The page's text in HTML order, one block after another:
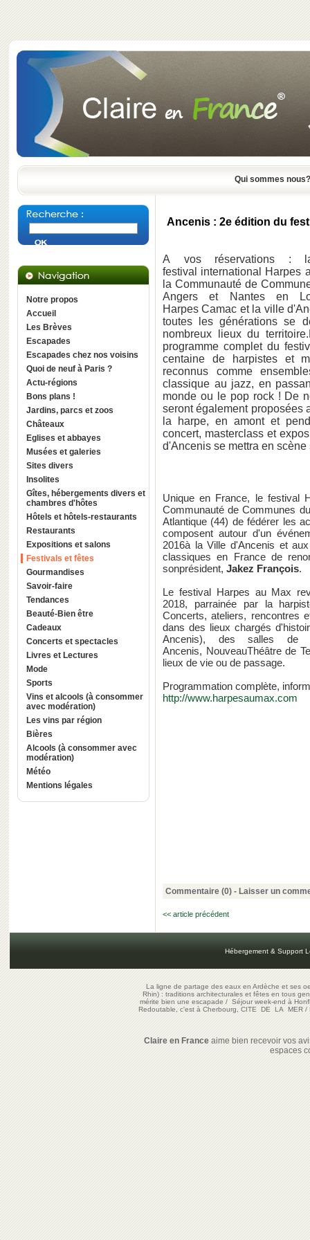
Qui sommes nous?
Notre propos
Accueil
Les Brèves
Escapades
Escapades chez nos voisins
Quoi de neuf à Paris ?
Actu-régions
Bons plans !
Jardins, parcs et zoos
Châteaux
Eglises et abbayes
Musées et galeries
Sites divers
Insolites
Gîtes, hébergements divers et
chambres d'hôtes
Hôtels et hôtels-restaurants
Restaurants
Expositions et salons
Festivals et fêtes
Gourmandises
Savoir-faire
Tendances
Beauté-Bien être
Cadeaux
Concerts et spectacles
Livres et Lectures
Mode
Sports
Vins et alcools (à consommer
avec modération)
Les vins par région
Bières
Alcools (à consommer avec
modération)
Météo
Mentions légales
Ancenis : 2e édition du
A vos réservations :
festival international Harpes
la Communauté de
Angers et Nantes en
Harpes Camac et la ville
toutes les générations se
nombreux lieux du
programme complet du
centaine de harpistes et
reconnus comme
classique au jazz, en
monde ou le pop rock ! De
seront également proposées
la harpe, en amont et
concert, masterclass et
d'Ancenis se mettra en
Unique en France, le festival
Communauté de Communes
Atlantique (44) de fédérer les
composent autour d'un
2016à la Ville d'Ancenis et
classiques en France de
sonprésident, Jakez François.
Le festival Harpes au Max
2018, parrainée par la
Concerts, ateliers, rencontres
dans des lieux chargés
Ancenis), des salles de
Ancenis, NouveauThéâtre de
lieux de vie ou de passage.
Programmation complète,
http://www.harpesaumax.com
Commentaire (0) - Laisser un
<< article précédent
Hébergement & Support
La ligne de partage des eaux en Ardèche et ses
Rhin) : traditions architecturales et fêtes en tous
mérite bien une escapade/Séjour week-end à
Redoutable, c'est à Cherbourg, CITE DE LA MER/
Claire en Franceaime bien recevoir vos
espaces